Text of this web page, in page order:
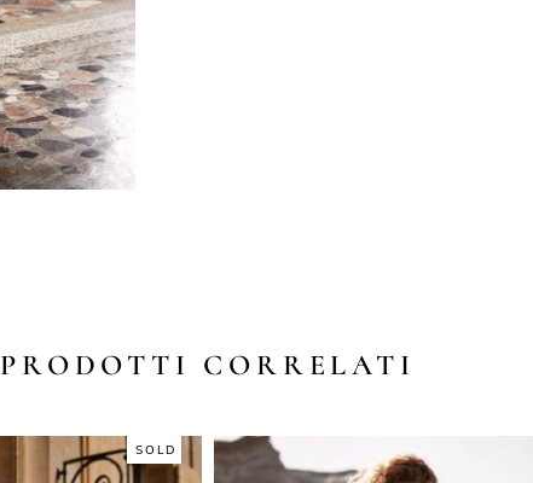
PRODOTTI CORRELATI
SOLD